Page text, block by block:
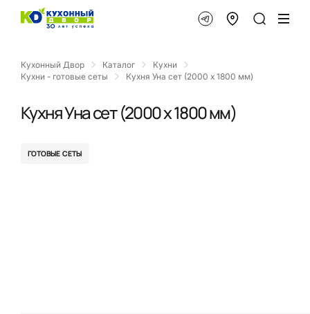
Кухонный Двор Каталог
Кухни
Кухни - готовые сеты
Кухня Уна сет (2000 x 1800 мм)
Кухня Уна сет (2000 x 1800 мм)
ГОТОВЫЕ СЕТЫ